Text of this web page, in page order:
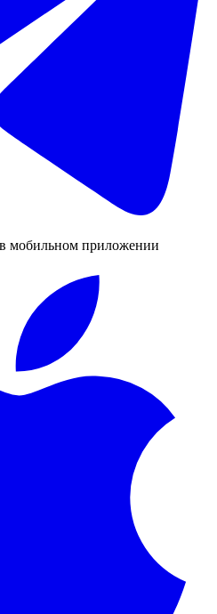
мобильном приложении